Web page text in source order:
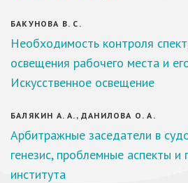
БАКУНОВА В. С.
Необходимость контроля
освещения рабочего места и
Искусственное освещение
БАЛЯКИН А. А., ДАНИЛОВА О. А.
Арбитражные заседатели в
генезис, проблемные аспекты и
института